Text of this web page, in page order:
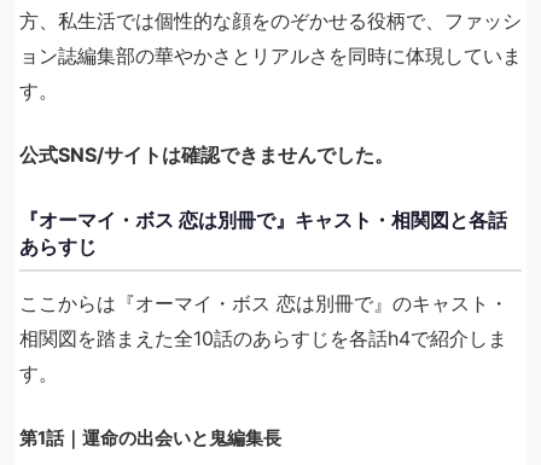
方、私生活では個性的な顔をのぞかせる役柄で、ファッシ
ョン誌編集部の華やかさとリアルさを同時に体現していま
す。
公式SNS/サイトは確認できませんでした。
『オーマイ・ボス 恋は別冊で』キャスト・相関図と各話
あらすじ
ここからは『オーマイ・ボス 恋は別冊で』のキャスト・
相関図を踏まえた全10話のあらすじを各話h4で紹介しま
す。
第1話｜運命の出会いと鬼編集長